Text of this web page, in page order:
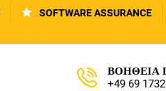
SOFTWARE ASSURANCE
ΒΟΉΘΕΙΑ
+49 69